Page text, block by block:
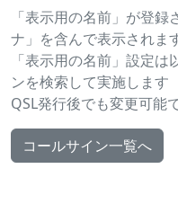
「表示用の名前」が登
ナ」を含んで表示されま
「表示用の名前」設定
ンを検索して実施します
QSL発行後でも変更可能
コールサイン一覧へ